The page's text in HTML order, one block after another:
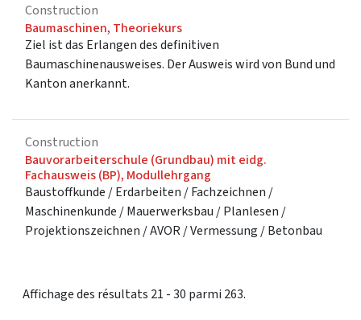
Construction
Baumaschinen, Theoriekurs
Ziel ist das Erlangen des definitiven
Baumaschinenausweises. Der Ausweis wird von Bund und
Kanton anerkannt.
Construction
Bauvorarbeiterschule (Grundbau) mit eidg.
Fachausweis (BP), Modullehrgang
Baustoffkunde / Erdarbeiten / Fachzeichnen /
Maschinenkunde / Mauerwerksbau / Planlesen /
Projektionszeichnen / AVOR / Vermessung / Betonbau
Affichage des résultats 21 - 30 parmi 263.